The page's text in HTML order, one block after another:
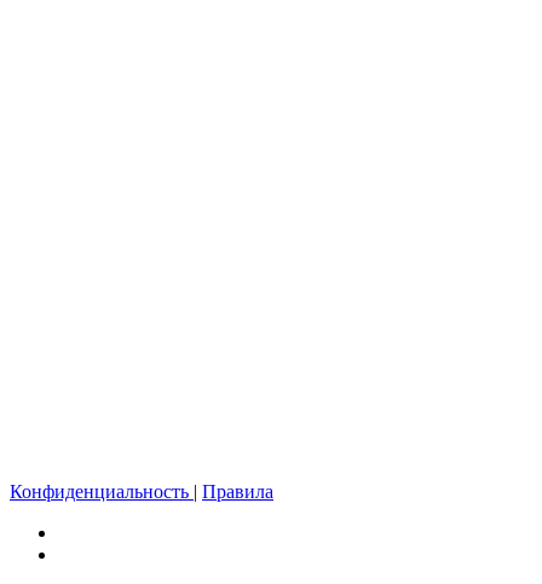
Конфиденциальность | Правила